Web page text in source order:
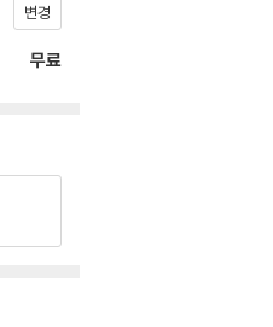
변경
무료